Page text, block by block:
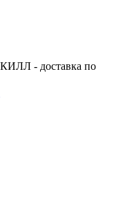
- доставка по